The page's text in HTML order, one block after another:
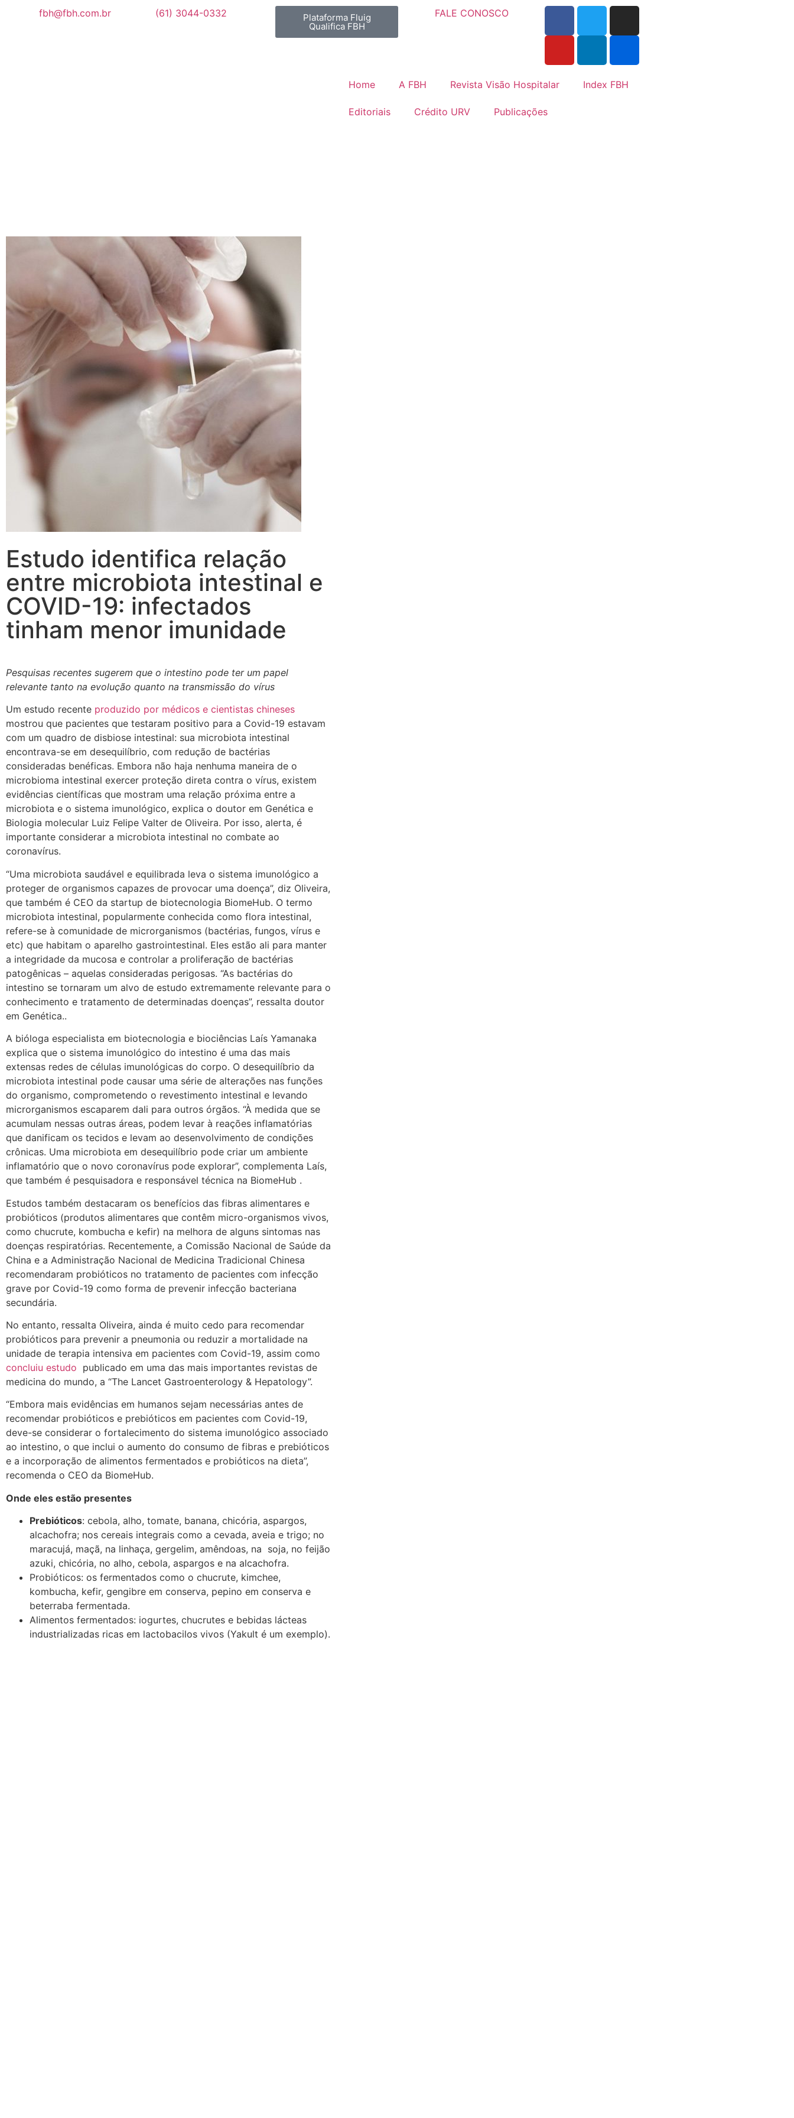
fbh@fbh.com.br (61) 3044-0332 Plataforma Fluig
Qualifica FBH
FALE CONOSCO
Home A FBH Revista Visão Hospitalar Index FBH
Editoriais Crédito URV Publicações
Estudo identifica relação
entre microbiota intestinal e
COVID-19: infectados
tinham menor imunidade
Pesquisas recentes sugerem que o intestino pode ter um papel
relevante tanto na evolução quanto na transmissão do vírus
Um estudo recente produzido por médicos e cientistas chineses
mostrou que pacientes que testaram positivo para a Covid-19 estavam
com um quadro de disbiose intestinal: sua microbiota intestinal
encontrava-se em desequilíbrio, com redução de bactérias
consideradas benéficas. Embora não haja nenhuma maneira de o
microbioma intestinal exercer proteção direta contra o vírus, existem
evidências científicas que mostram uma relação próxima entre a
microbiota e o sistema imunológico, explica o doutor em Genética e
Biologia molecular Luiz Felipe Valter de Oliveira. Por isso, alerta, é
importante considerar a microbiota intestinal no combate ao
coronavírus.
“Uma microbiota saudável e equilibrada leva o sistema imunológico a
proteger de organismos capazes de provocar uma doença”, diz Oliveira,
que também é CEO da startup de biotecnologia BiomeHub. O termo
microbiota intestinal, popularmente conhecida como flora intestinal,
refere-se à comunidade de microrganismos (bactérias, fungos, vírus e
etc) que habitam o aparelho gastrointestinal. Eles estão ali para manter
a integridade da mucosa e controlar a proliferação de bactérias
patogênicas – aquelas consideradas perigosas. “As bactérias do
intestino se tornaram um alvo de estudo extremamente relevante para o
conhecimento e tratamento de determinadas doenças”, ressalta doutor
em Genética..
A bióloga especialista em biotecnologia e biociências Laís Yamanaka
explica que o sistema imunológico do intestino é uma das mais
extensas redes de células imunológicas do corpo. O desequilíbrio da
microbiota intestinal pode causar uma série de alterações nas funções
do organismo, comprometendo o revestimento intestinal e levando
microrganismos escaparem dali para outros órgãos. “À medida que se
acumulam nessas outras áreas, podem levar à reações inflamatórias
que danificam os tecidos e levam ao desenvolvimento de condições
crônicas. Uma microbiota em desequilíbrio pode criar um ambiente
inflamatório que o novo coronavírus pode explorar”, complementa Laís,
que também é pesquisadora e responsável técnica na BiomeHub .
Estudos também destacaram os benefícios das fibras alimentares e
probióticos (produtos alimentares que contêm micro-organismos vivos,
como chucrute, kombucha e kefir) na melhora de alguns sintomas nas
doenças respiratórias. Recentemente, a Comissão Nacional de Saúde da
China e a Administração Nacional de Medicina Tradicional Chinesa
recomendaram probióticos no tratamento de pacientes com infecção
grave por Covid-19 como forma de prevenir infecção bacteriana
secundária.
No entanto, ressalta Oliveira, ainda é muito cedo para recomendar
probióticos para prevenir a pneumonia ou reduzir a mortalidade na
unidade de terapia intensiva em pacientes com Covid-19, assim como
concluiu estudo publicado em uma das mais importantes revistas de
medicina do mundo, a “The Lancet Gastroenterology & Hepatology”.
“Embora mais evidências em humanos sejam necessárias antes de
recomendar probióticos e prebióticos em pacientes com Covid-19,
deve-se considerar o fortalecimento do sistema imunológico associado
ao intestino, o que inclui o aumento do consumo de fibras e prebióticos
e a incorporação de alimentos fermentados e probióticos na dieta”,
recomenda o CEO da BiomeHub.
Onde eles estão presentes
Prebióticos: cebola, alho, tomate, banana, chicória, aspargos,
alcachofra; nos cereais integrais como a cevada, aveia e trigo; no
maracujá, maçã, na linhaça, gergelim, amêndoas, na soja, no feijão
azuki, chicória, no alho, cebola, aspargos e na alcachofra.
Probióticos: os fermentados como o chucrute, kimchee,
kombucha, kefir, gengibre em conserva, pepino em conserva e
beterraba fermentada.
Alimentos fermentados: iogurtes, chucrutes e bebidas lácteas
industrializadas ricas em lactobacilos vivos (Yakult é um exemplo).